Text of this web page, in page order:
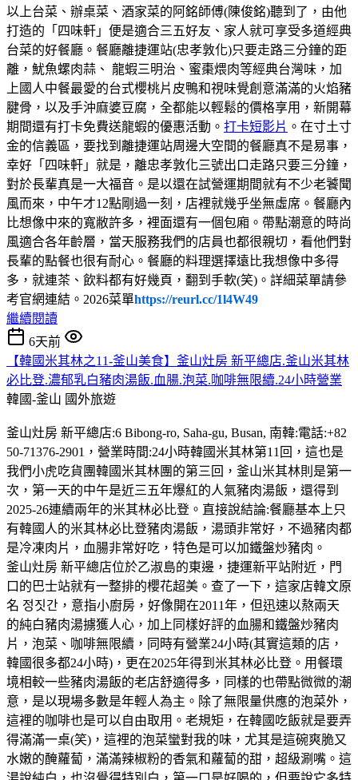
以上台菜、辦桌菜、酒家菜的阿銘師傅(陳俊銘)聽到了，由他
打造的「四味軒」便是適合三五好友、家人就可享受多道經典
台菜的好餐廳。餐廳離捷運站(忠孝敦化)只要走路三分鐘的距
離，魷魚螺肉蒜、 龍蝦三明治、蜜棗煨肉等經典台灣味，加
上國人中餐最愛的台式櫻桃片皮鴨和視味覺創意滿滿的火焰豬
腱骨，以及手沖麻婆豆腐，全都能以輕鬆的價格享用，新開幕
期間還有打卡免費送龍蝦的優惠活動。 打卡短影片 。在寸土寸
金的信義區，要找到離捷運站周邊大空間的餐廳真不是易事，
幸好「四味軒」就是，離忠孝敦化三號出口走路只要三分鐘，
對於長輩真是一大福音。是以還在試營運期間就有不少老饕聞
風而來，中午才12點剛過一刻，店裡就幾乎坐無虛席。餐廳內
比想像中來的寬敝許多，裡面還有一個包廂。帶點潮意的時尚
風適合各年齡層，當天服務我們的店員也都很親切，看他們對
長輩的點餐也很有耐心。餐廳的料理選擇遠比我想像中多得
多，就連茶、飲料都有好幾頁，翻到手軟(笑)。詳細菜單請參
考官網連結。2026菜單https://reurl.cc/1l4W49
繼續閱讀
6天前
【韓國米其林之11-釜山美食】釜山灶房 新平總店.釜山米其林
必比登.濃郁乳白豬肉湯飯.血腸.泡菜.咖啡無限續.24小時營業
韓國-釜山 國外旅遊
釜山灶房 新平總店:6 Bibong-ro, Saha-gu, Busan, 南韓:電話:+82
50-71376-2901，營業時間:24小時韓國米其林第11回，這也是
我們小虎吃貨團韓國米其林團的第三回，釜山米其林則是第一
次，第一天的中午是近三五年爆紅的人氣豬肉湯飯，還得到
2025-26連續兩年的米其林必比登。直接說結論:餐廳基本上只
有韓國人的米其林必比登豬肉湯飯，湯頭非常好，不過豬肉都
是冷凍肉片，血腸非常好吃，特色是可以加鐵盤炒豬肉。
釜山灶房 新平總店位於乙淑島的東邊，捷運新平站附近，門
口的巴士站就有一整排的櫻花超美。查了一下，這家店韓文原
名 정짓간，意指小廚房，好像開在2011年，但迅速以熬兩天
的純白豬肉湯擄獲人心，加上同樣好評的血腸和鐵盤炒豬肉
片，泡菜、咖啡無限續，同時有營業24小時(其實這類的店，
韓國很多都24小時)，更在2025年得到米其林必比登。用餐環
境相較一些豬肉湯飯的老店舒適得多，同樣的也帶點微微的潮
意，是以現場多數是年輕人為主。除了無限量供應的泡菜外，
這裡的咖啡也是可以自由取用。老規矩，在韓國吃飯就是要弄
得滿滿一桌(笑)，這裡的泡菜蠻對我的味，尤其是這碗爽脆又
水嫩的醃蘿蔔，滿滿辣椒粉的香氣和蘿蔔的甜，超級涮嘴。這